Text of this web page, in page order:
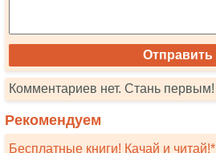
Комментариев нет. Стань первым!
Рекомендуем
Бесплатные книги! Качай и читай!*